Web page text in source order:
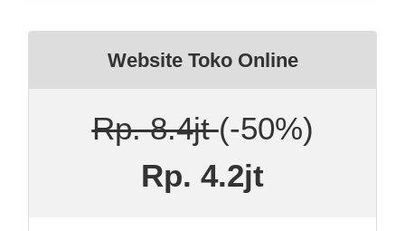
Website Toko Online
Rp. 8.4jt(-50%)
Rp. 4.2jt